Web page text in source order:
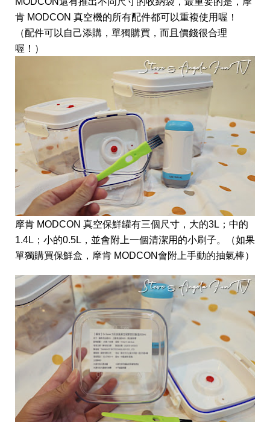
肯 MODCON 真空機的所有配件都可以重複使用喔！
（配件可以自己添購，單獨購買，而且價錢很合理
喔！）
摩肯 MODCON 真空保鮮罐有三個尺寸，大的3L；中的
1.4L；小的0.5L，並會附上一個清潔用的小刷子。（如果
單獨購買保鮮盒，摩肯 MODCON會附上手動的抽氣棒）